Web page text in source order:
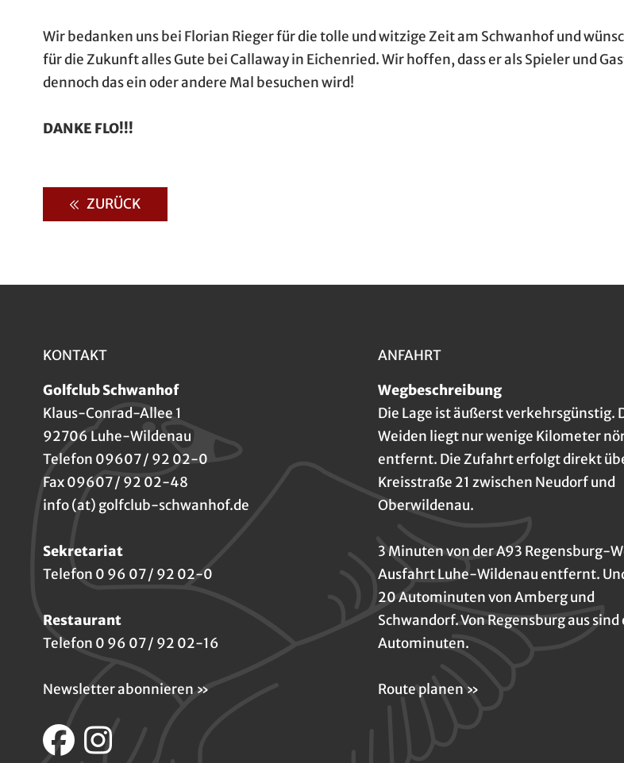
Wir bedanken uns bei Florian Rieger für die tolle und witzige Zeit am Schwanhof und
für die Zukunft alles Gute bei Callaway in Eichenried. Wir hoffen, dass er als Spieler und
dennoch das ein oder andere Mal besuchen wird!
DANKE FLO!!!
ZURÜCK
KONTAKT
Golfclub Schwanhof
Klaus-Conrad-Allee 1
92706 Luhe-Wildenau
Telefon 09607 / 92 02-0
Fax 09607 / 92 02-48
info (at) golfclub-schwanhof.de
Sekretariat
Telefon 0 96 07 / 92 02-0
Restaurant
Telefon 0 96 07 / 92 02-16
Newsletter abonnieren »
ANFAHRT
Wegbeschreibung
Die Lage ist äußerst verkehrsgünstig.
Weiden liegt nur wenige Kilometer
entfernt. Die Zufahrt erfolgt direkt
Kreisstraße 21 zwischen Neudorf und
Oberwildenau.
3 Minuten von der A93 Regensburg-
Ausfahrt Luhe-Wildenau entfernt.
20 Autominuten von Amberg und
Schwandorf. Von Regensburg aus sind
Autominuten.
Route planen »